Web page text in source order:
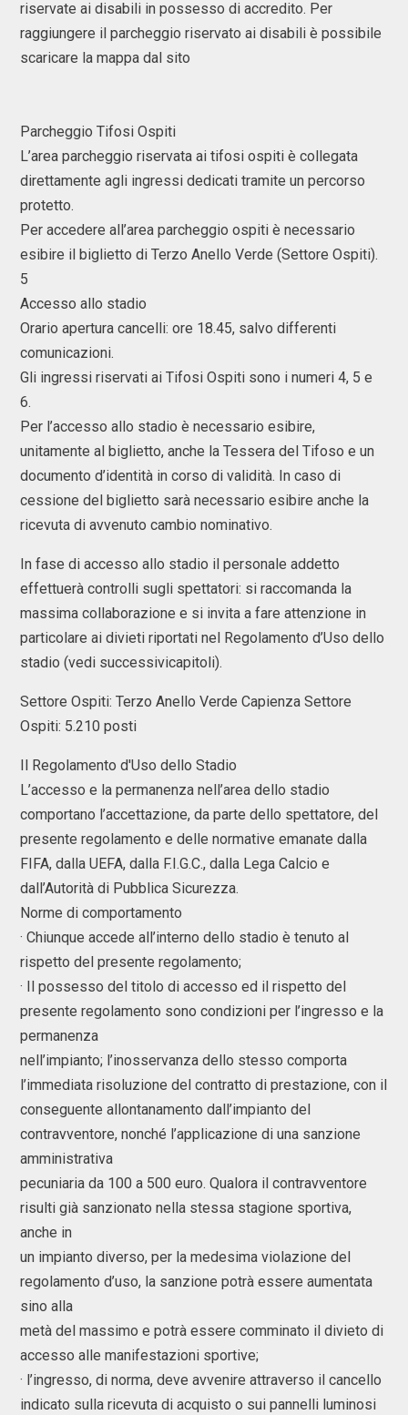
riservate ai disabili in possesso di accredito. Per
raggiungere il parcheggio riservato ai disabili è possibile
scaricare la mappa dal sito
Parcheggio Tifosi Ospiti
L’area parcheggio riservata ai tifosi ospiti è collegata
direttamente agli ingressi dedicati tramite un percorso
protetto.
Per accedere all’area parcheggio ospiti è necessario
esibire il biglietto di Terzo Anello Verde (Settore Ospiti).
5
Accesso allo stadio
Orario apertura cancelli: ore 18.45, salvo differenti
comunicazioni.
Gli ingressi riservati ai Tifosi Ospiti sono i numeri 4, 5 e
6.
Per l’accesso allo stadio è necessario esibire,
unitamente al biglietto, anche la Tessera del Tifoso e un
documento d’identità in corso di validità. In caso di
cessione del biglietto sarà necessario esibire anche la
ricevuta di avvenuto cambio nominativo.
In fase di accesso allo stadio il personale addetto
effettuerà controlli sugli spettatori: si raccomanda la
massima collaborazione e si invita a fare attenzione in
particolare ai divieti riportati nel Regolamento d’Uso dello
stadio (vedi successivicapitoli).
Settore Ospiti: Terzo Anello Verde Capienza Settore
Ospiti: 5.210 posti
Il Regolamento d'Uso dello Stadio
L’accesso e la permanenza nell’area dello stadio
comportano l’accettazione, da parte dello spettatore, del
presente regolamento e delle normative emanate dalla
FIFA, dalla UEFA, dalla F.I.G.C., dalla Lega Calcio e
dall’Autorità di Pubblica Sicurezza.
Norme di comportamento
· Chiunque accede all’interno dello stadio è tenuto al
rispetto del presente regolamento;
· Il possesso del titolo di accesso ed il rispetto del
presente regolamento sono condizioni per l’ingresso e la
permanenza
nell’impianto; l’inosservanza dello stesso comporta
l’immediata risoluzione del contratto di prestazione, con il
conseguente allontanamento dall’impianto del
contravventore, nonché l’applicazione di una sanzione
amministrativa
pecuniaria da 100 a 500 euro. Qualora il contravventore
risulti già sanzionato nella stessa stagione sportiva,
anche in
un impianto diverso, per la medesima violazione del
regolamento d’uso, la sanzione potrà essere aumentata
sino alla
metà del massimo e potrà essere comminato il divieto di
accesso alle manifestazioni sportive;
· l’ingresso, di norma, deve avvenire attraverso il cancello
indicato sulla ricevuta di acquisto o sui pannelli luminosi